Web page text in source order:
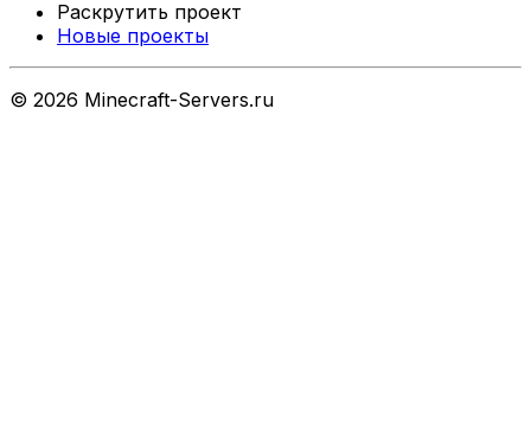
Раскрутить проект
Новые проекты
© 2026 Minecraft-Servers.ru